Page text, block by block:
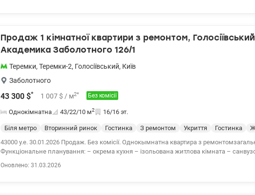
Продаж 1 кімнатної квартири з ремонтом,
Академика Заболотного 126/1
Теремки, Теремки-2, Голосіївський, Київ
Заболотного
43 300 $* 1 007 $ / м2* Без комісії
Однокімнатна 43/22/10 м2 16/16 эт.
Біля метро Вторинний ринок Гостинка З ремонтом Укриття Гостинка
43000 у.е. 30.01.2026 Продаж. Без комісії. Однокымнатна квартира з
Функціональне планування: – окрема кухня – ізольована житлова кімната –
Оновлено: 31.03.2026